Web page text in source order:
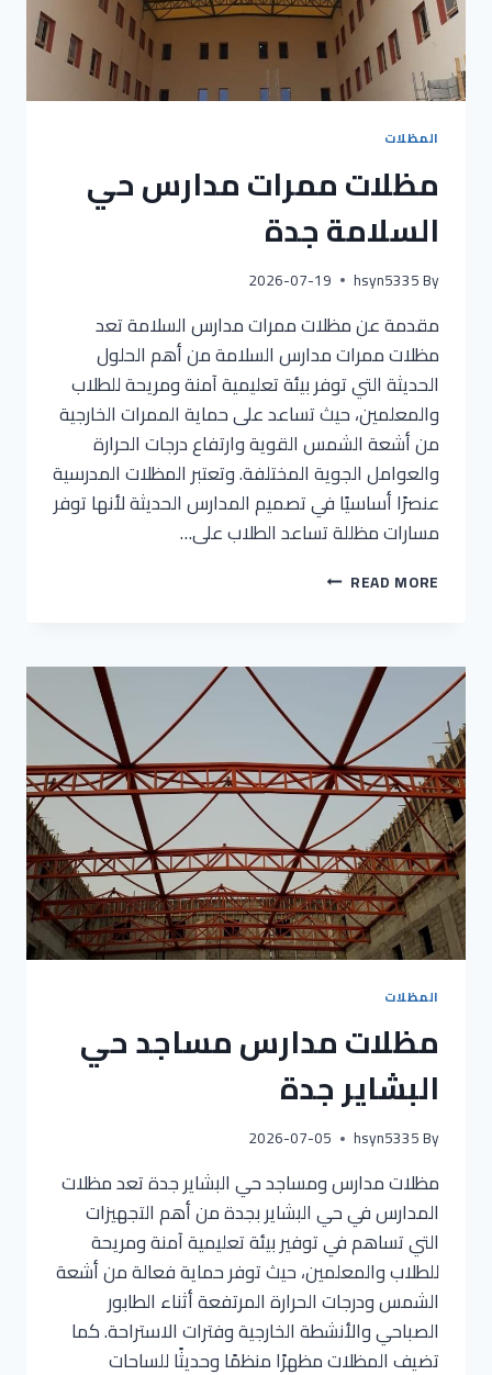
المظلات
مظلات ممرات مدارس حي
السلامة جدة
By
hsyn5335
2026-07-19
مقدمة عن مظلات ممرات مدارس السلامة تعد
مظلات ممرات مدارس السلامة من أهم الحلول
الحديثة التي توفر بيئة تعليمية آمنة ومريحة للطلاب
والمعلمين، حيث تساعد على حماية الممرات الخارجية
من أشعة الشمس القوية وارتفاع درجات الحرارة
والعوامل الجوية المختلفة. وتعتبر المظلات المدرسية
عنصرًا أساسيًا في تصميم المدارس الحديثة لأنها توفر
مسارات مظللة تساعد الطلاب على…
READ MORE
المظلات
مظلات مدارس مساجد حي
البشاير جدة
By
hsyn5335
2026-07-05
مظلات مدارس ومساجد حي البشاير جدة تعد مظلات
المدارس في حي البشاير بجدة من أهم التجهيزات
التي تساهم في توفير بيئة تعليمية آمنة ومريحة
للطلاب والمعلمين، حيث توفر حماية فعالة من أشعة
الشمس ودرجات الحرارة المرتفعة أثناء الطابور
الصباحي والأنشطة الخارجية وفترات الاستراحة. كما
تضيف المظلات مظهرًا منظمًا وحديثًا للساحات